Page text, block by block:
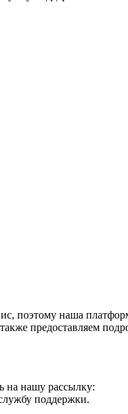
поэтому наша
предоставляем
на нашу рассылку:
поддержки.